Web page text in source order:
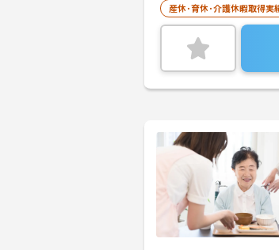
産休･育休･介護休暇取得実